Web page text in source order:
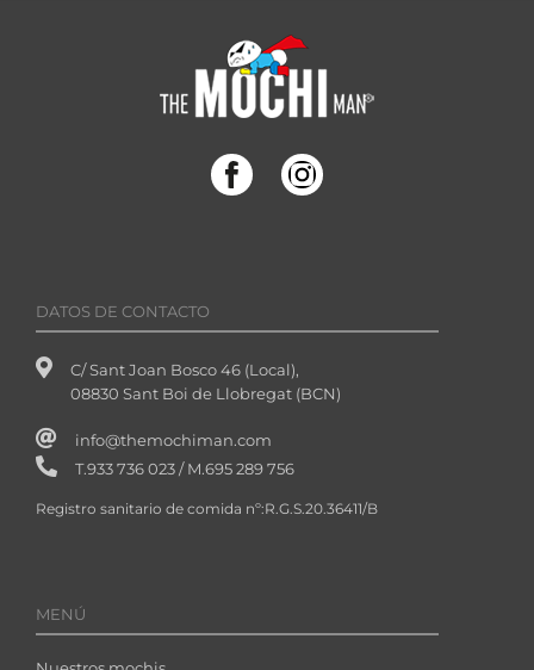
DATOS DE CONTACTO
C/ Sant Joan Bosco 46 (Local),
08830 Sant Boi de Llobregat (BCN)
info@themochiman.com
T.933 736 023 / M.695 289 756
Registro sanitario de comida nº:R.G.S.20.36411/B
MENÚ